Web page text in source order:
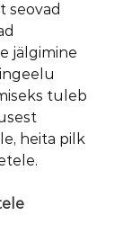
seovad
jälgimine
tuleb
heita pilk